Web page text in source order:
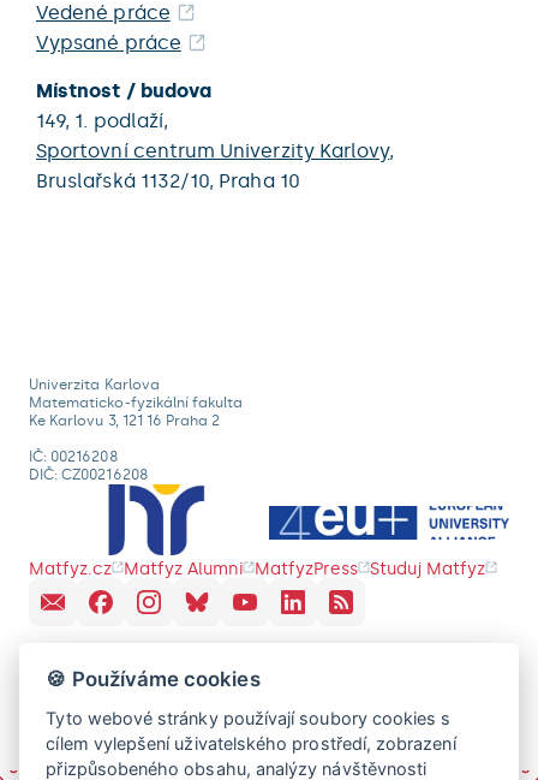
Vedené práce
Vypsané práce
Místnost / budova
149, 1. podlaží,
Sportovní centrum Univerzity Karlovy,
Bruslařská 1132/10, Praha 10
Univerzita Karlova
Matematicko-fyzikální fakulta
Ke Karlovu 3, 121 16 Praha 2
IČ: 00216208
DIČ: CZ00216208
Matfyz.cz Matfyz Alumni MatfyzPress Studuj Matfyz
🍪 Používáme cookies
Tyto webové stránky používají soubory cookies s
cílem vylepšení uživatelského prostředí, zobrazení
přizpůsobeného obsahu, analýzy návštěvnosti